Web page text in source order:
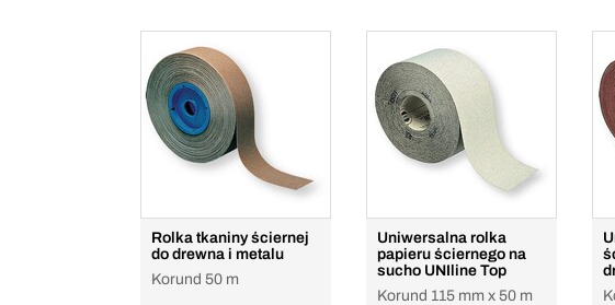
Rolka tkaniny ściernej
do drewna i metalu
Korund 50 m
Uniwersalna rolka
papieru ściernego na
sucho UNIline Top
Korund 115 mm x 50 m